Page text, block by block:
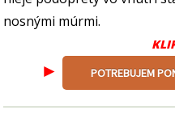
nosnými múrmi.
► POTREBUJEM